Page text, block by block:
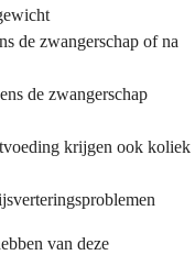
de zwangerschap of na
de zwangerschap
krijgen ook koliek
van deze